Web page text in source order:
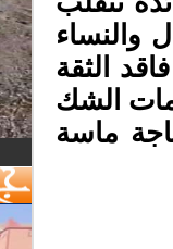
والنساء
الثقة
الشك
ماسة